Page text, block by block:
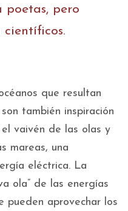
poetas, pero
que resultan
también inspiración
vaivén de las olas y
mareas, una
eléctrica. La
ola” de las energías
pueden aprovechar los